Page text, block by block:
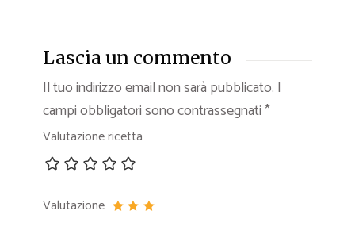
Lascia un commento
Il tuo indirizzo email non sarà pubblicato. I
campi obbligatori sono contrassegnati*
Valutazione ricetta
Valutazione